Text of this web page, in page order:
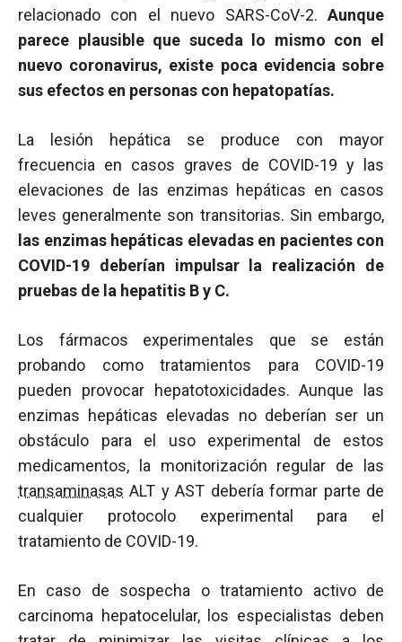
relacionado con el nuevo SARS-CoV-2. Aunque
parece plausible que suceda lo mismo con el
nuevo coronavirus, existe poca evidencia sobre
sus efectos en personas con hepatopatías.
La lesión hepática se produce con mayor
frecuencia en casos graves de COVID-19 y las
elevaciones de las enzimas hepáticas en casos
leves generalmente son transitorias. Sin embargo,
las enzimas hepáticas elevadas en pacientes con
COVID-19 deberían impulsar la realización de
pruebas de la hepatitis B y C.
Los fármacos experimentales que se están
probando como tratamientos para COVID-19
pueden provocar hepatotoxicidades. Aunque las
enzimas hepáticas elevadas no deberían ser un
obstáculo para el uso experimental de estos
medicamentos, la monitorización regular de las
transaminasas ALT y AST debería formar parte de
cualquier protocolo experimental para el
tratamiento de COVID-19.
En caso de sospecha o tratamiento activo de
carcinoma hepatocelular, los especialistas deben